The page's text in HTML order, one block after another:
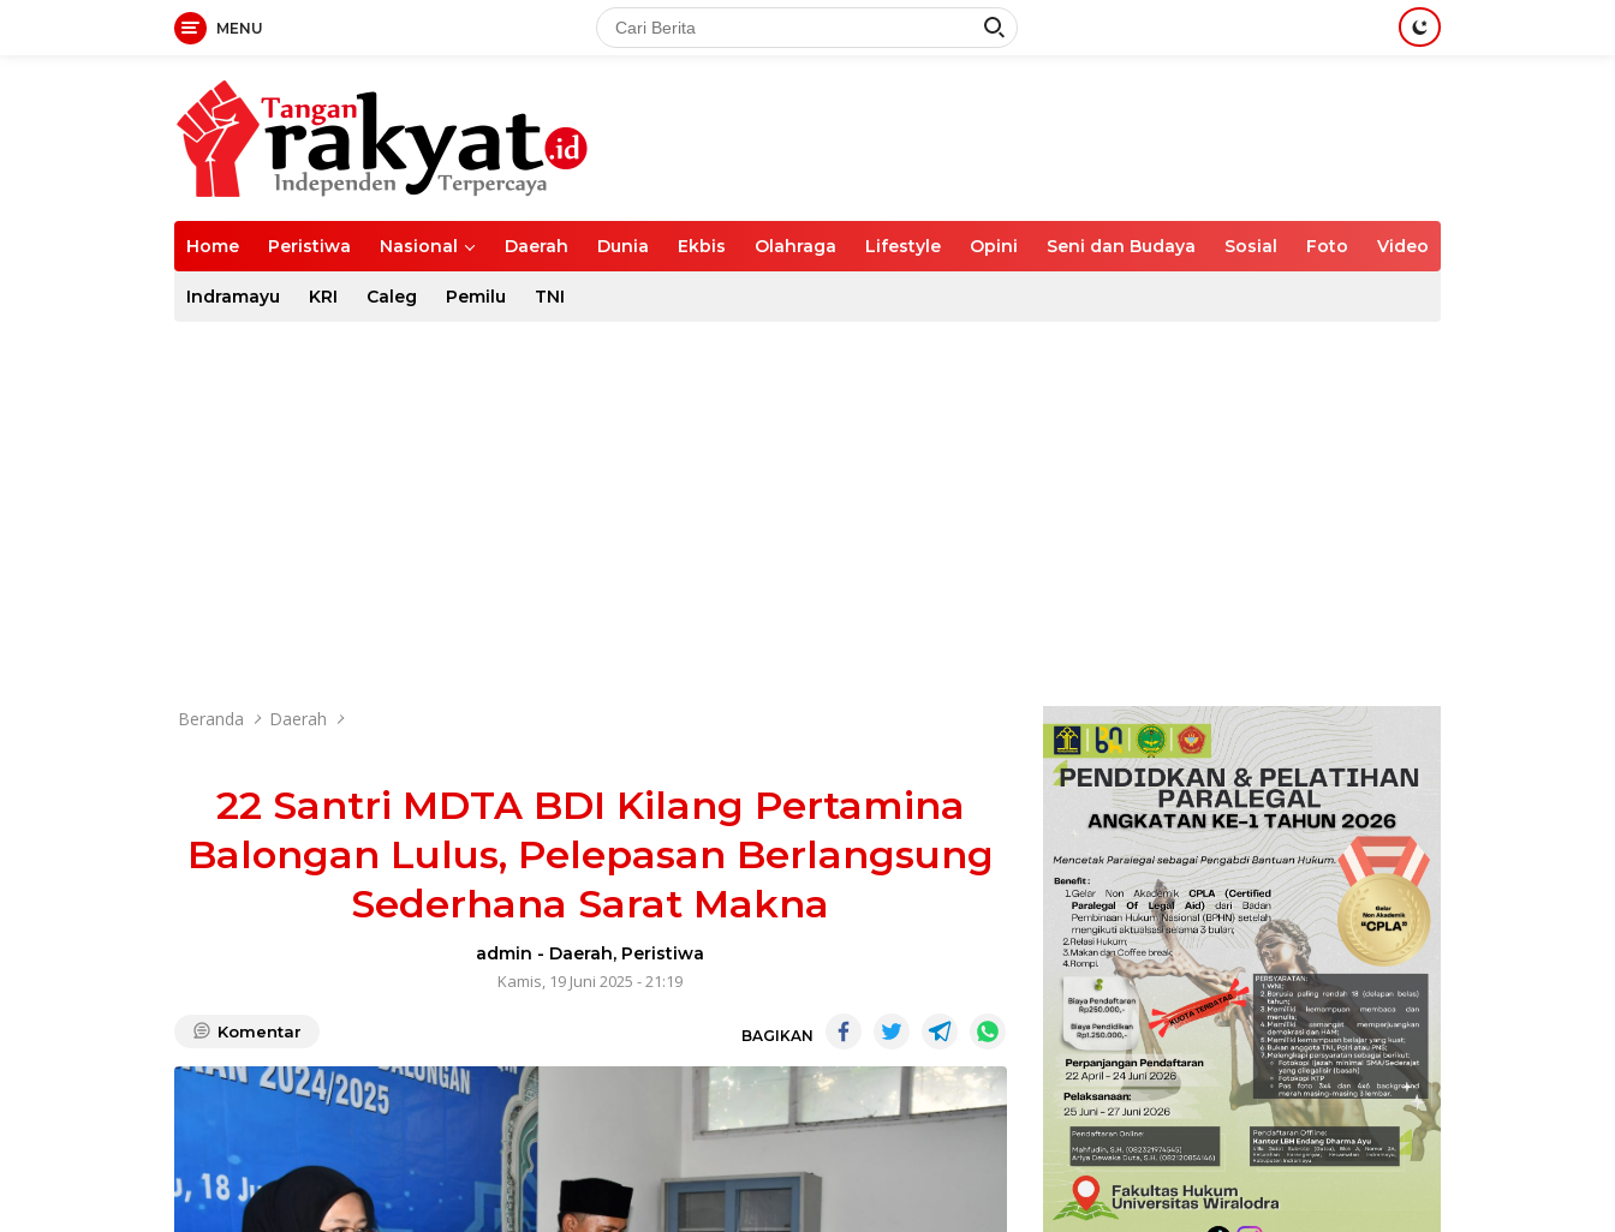
MENU
Home Peristiwa Nasional Daerah Dunia Ekbis Olahraga Lifestyle Opini Seni dan Budaya Sosial Foto Video
Indramayu KRI Caleg Pemilu TNI
Beranda Daerah
22 Santri MDTA BDI Kilang Pertamina
Balongan Lulus, Pelepasan Berlangsung
Sederhana Sarat Makna
admin - Daerah, Peristiwa
Kamis, 19 Juni 2025 - 21:19
Komentar BAGIKAN